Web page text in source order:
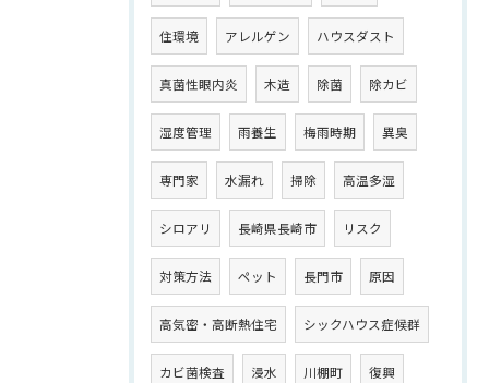
住環境 アレルゲン ハウスダスト
真菌性眼内炎 木造 除菌 除カビ
湿度管理 雨養生 梅雨時期 異臭
専門家 水漏れ 掃除 高温多湿
シロアリ 長崎県長崎市 リスク
対策方法 ペット 長門市 原因
高気密・高断熱住宅 シックハウス症候群
カビ菌検査 浸水 川棚町 復興